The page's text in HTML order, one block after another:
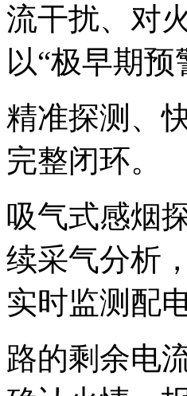
流干扰、对
以“极早期预
精准探测、
完整闭环。
吸气式感烟
续采气分析
实时监测配
路的剩余电